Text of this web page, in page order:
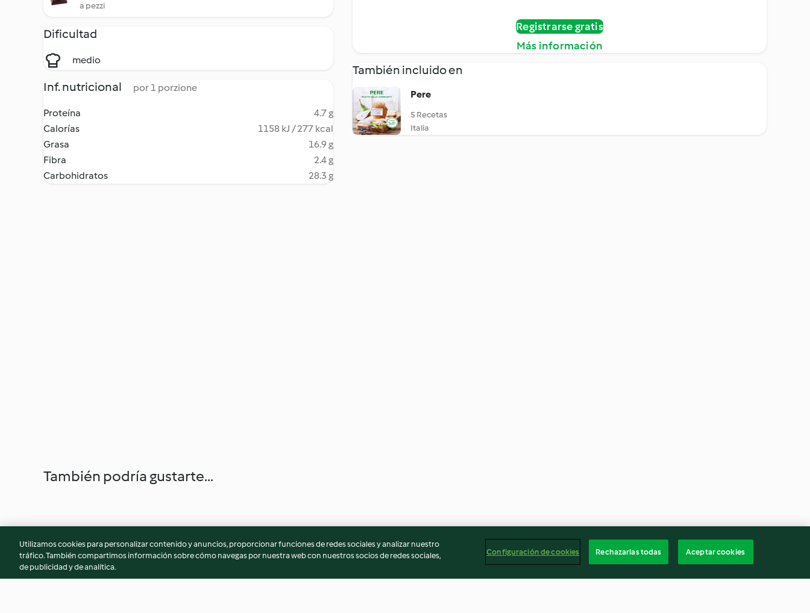
a pezzi
Dificultad
medio
Inf. nutricional por 1 porzione
Proteína
4.7 g
Calorías
1158 kJ / 277 kcal
Grasa
16.9 g
Fibra
2.4 g
Carbohidratos
28.3 g
Registrarse gratis
Más información
También incluido en
Pere
5 Recetas
Italia
También podría gustarte...
Utilizamos cookies para personalizar contenido y anuncios, proporcionar funciones de redes sociales y analizar nuestro
tráfico. También compartimos información sobre cómo navegas por nuestra web con nuestros socios de redes sociales,
de publicidad y de analítica.
Configuración de cookies Rechazarlas todas Aceptar cookies